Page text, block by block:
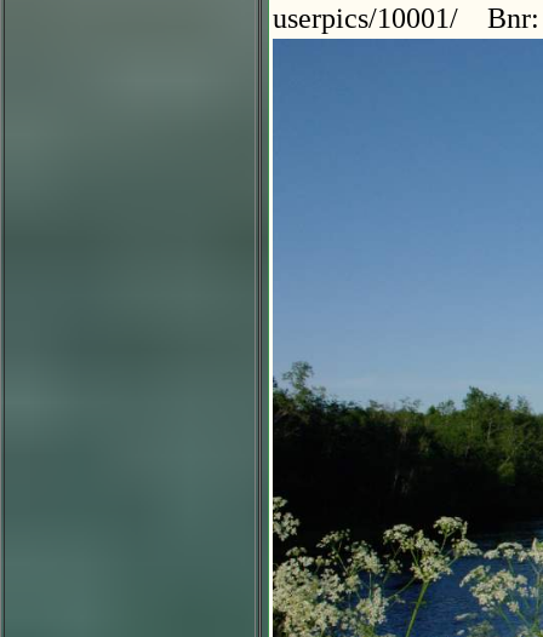
userpics/10001/ Bnr: